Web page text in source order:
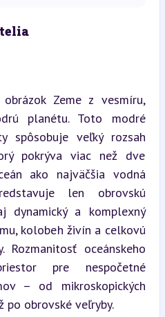
Zeme z vesmíru,
planétu. Toto modré
spôsobuje veľký rozsah
pokrýva viac než dve
ako najväčšia vodná
len obrovskú
dynamický a komplexný
kolobeh živín a celkovú
oceánskeho
pre nespočetné
– od mikroskopických
po obrovské veľryby.